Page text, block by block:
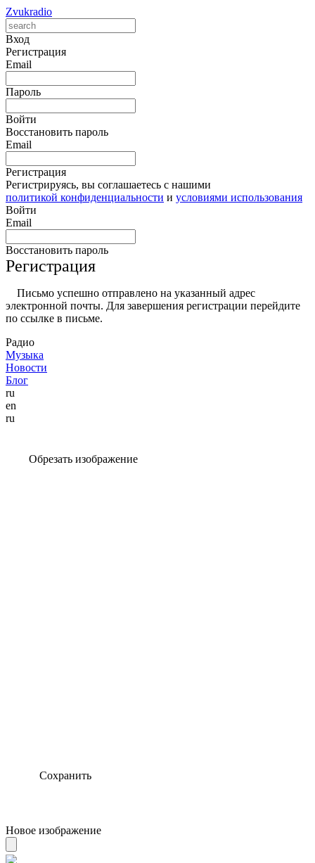
Zvukradio
Вход
Регистрация
Email
Пароль
Войти
Восстановить пароль
Email
Регистрация
Регистрируясь, вы соглашаетесь с нашими
политикой конфиденциальности и условиями использования
Войти
Email
Восстановить пароль
Регистрация
Письмо успешно отправлено на указанный адрес
электронной почты. Для завершения регистрации перейдите
по ссылке в письме.
Радио
Музыка
Новости
Блог
ru
en
ru
Обрезать изображение
Сохранить
Новое изображение